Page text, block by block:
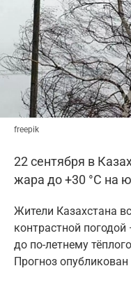
freepik
22 сентября в
жара до +30 °C на
Жители Казахстана
контрастной
до по-летнему
Прогноз